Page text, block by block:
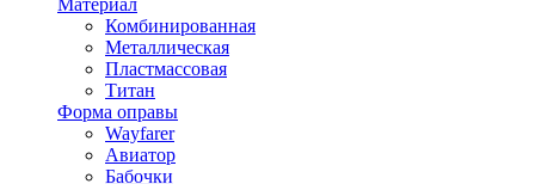
Комбинированная
Металлическая
Пластмассовая
Титан
Форма оправы
Wayfarer
Авиатор
Бабочки